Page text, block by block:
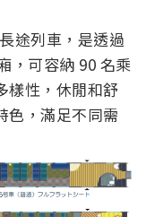
途列車，是透過
，可容納 90 名乘
樣性，休閒和舒
色，滿足不同需